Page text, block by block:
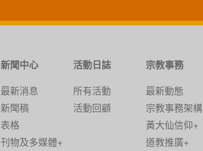
新聞中心
最新消息
新聞稿
表格
刊物及多媒體+
活動日誌
所有活動
活動回顧
宗教事務
最新動態
宗教事務架構
黃大仙信仰+
道教推廣+